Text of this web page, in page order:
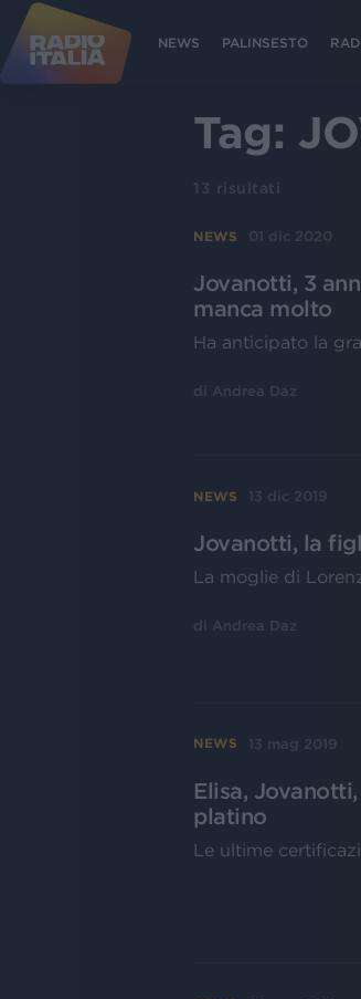
NEWS PALINSESTO
Tag:
13 risultati
NEWS 01 dic 2020
Jovanotti, 3
manca molto
Ha anticipato la
di Andrea Daz
NEWS 13 dic 2019
Jovanotti, la
La moglie di
di Andrea Daz
NEWS 13 mag 2019
Elisa,
platino
Le ultime